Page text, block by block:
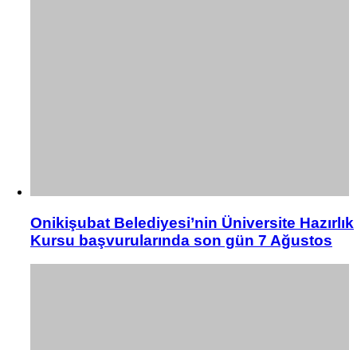
Onikişubat Belediyesi’nin Üniversite Hazırlık
Kursu başvurularında son gün 7 Ağustos